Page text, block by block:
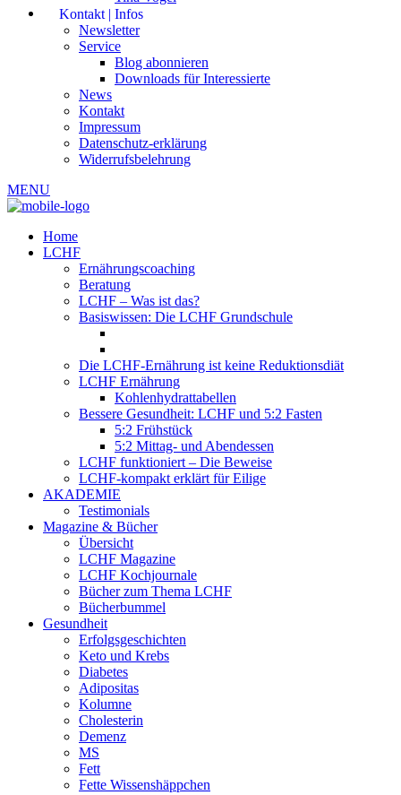
Kontakt | Infos
Newsletter
Service
Blog abonnieren
Downloads für Interessierte
News
Kontakt
Impressum
Datenschutz-erklärung
Widerrufsbelehrung
MENU
Home
LCHF
Ernährungscoaching
Beratung
LCHF – Was ist das?
Basiswissen: Die LCHF Grundschule
Die LCHF-Ernährung ist keine Reduktionsdiät
LCHF Ernährung
Kohlenhydrattabellen
Bessere Gesundheit: LCHF und 5:2 Fasten
5:2 Frühstück
5:2 Mittag- und Abendessen
LCHF funktioniert – Die Beweise
LCHF-kompakt erklärt für Eilige
AKADEMIE
Testimonials
Magazine & Bücher
Übersicht
LCHF Magazine
LCHF Kochjournale
Bücher zum Thema LCHF
Bücherbummel
Gesundheit
Erfolgsgeschichten
Keto und Krebs
Diabetes
Adipositas
Kolumne
Cholesterin
Demenz
MS
Fett
Fette Wissenshäppchen